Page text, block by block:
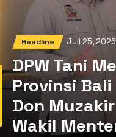
Headline Juli 25, 2026
DPW Tani
Provinsi
Don
Wakil